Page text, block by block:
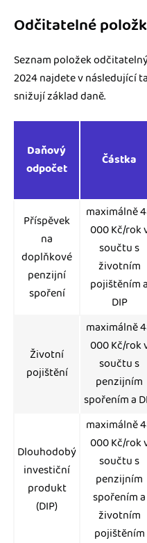
Odčitatelné
Seznam položek
2024 najdete v následující
snižují základ daně.
Daňový
odpočet
Částka
Příspěvek
na
doplňkové
penzijní
spoření
maximálně
000 Kč/rok
součtu s
životním
pojištěním a
DIP
Životní
pojištění
maximálně
000 Kč/rok
součtu s
penzijním
spořením a
Dlouhodobý
investiční
produkt
(DIP)
maximálně
000 Kč/rok
součtu s
penzijním
spořením a
životním
pojištěním